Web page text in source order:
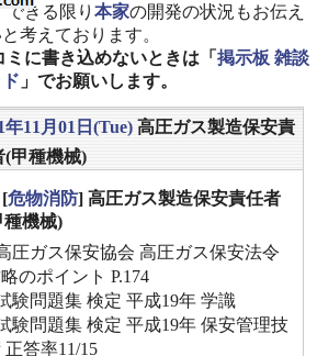
きる限り 本家の開発の状況もお伝え
考えております。
ミに書き込めないときは「 掲示板 雑談
」でお願いします。
年11月01日(Tue) 高圧ガス製造保安責
(甲種機械)
[危物消防] 高圧ガス製造保安責任者
種機械)
圧ガス保安協会 高圧ガス保安法令
のポイント P.174
験問題集 検定 平成19年 学識
験問題集 検定 平成19年 保安管理技
正答率11/15